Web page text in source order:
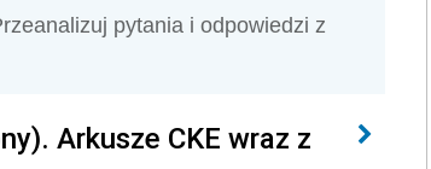
pytania i odpowiedzi z
Arkusze CKE wraz z